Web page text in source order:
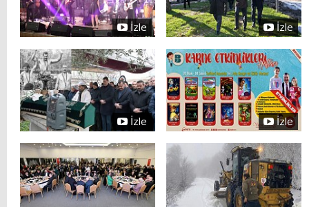
İzle İzle
İzle İzle